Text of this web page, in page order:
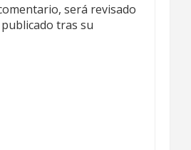
será revisado
tras su